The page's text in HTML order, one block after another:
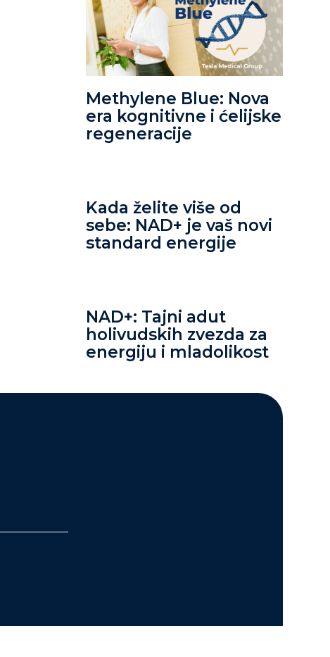
Methylene Blue: Nova
era kognitivne i ćelijske
regeneracije
Kada želite više od
sebe: NAD+ je vaš novi
standard energije
NAD+: Tajni adut
holivudskih zvezda za
energiju i mladolikost